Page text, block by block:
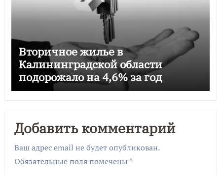
Вторичное жилье в
Калининградской области
подорожало на 4,6% за год
Добавить комментарий
Ваш адрес email не будет опубликован.
Обязательные поля помечены *